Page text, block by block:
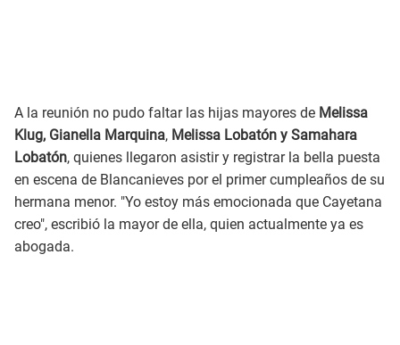
A la reunión no pudo faltar las hijas mayores de Melissa
Klug, Gianella Marquina, Melissa Lobatón y Samahara
Lobatón, quienes llegaron asistir y registrar la bella puesta
en escena de Blancanieves por el primer cumpleaños de su
hermana menor. "Yo estoy más emocionada que Cayetana
creo", escribió la mayor de ella, quien actualmente ya es
abogada.